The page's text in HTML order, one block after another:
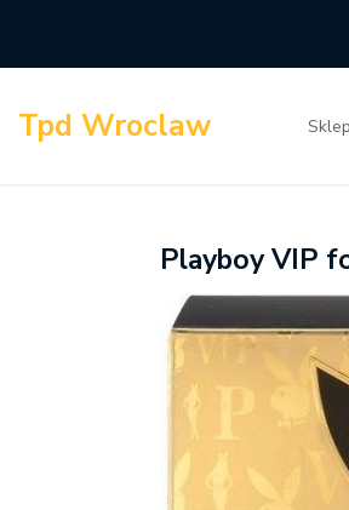
content
Tpd Wroclaw Sklep
Playboy VIP